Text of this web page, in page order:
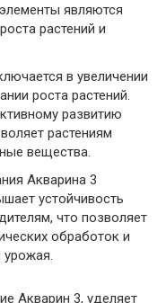
являются
растений и
в увеличении
роста растений.
развитию
растениям
вещества.
Акварина 3
устойчивость
что позволяет
обработок и
урожая.
Акварин 3, уделяет